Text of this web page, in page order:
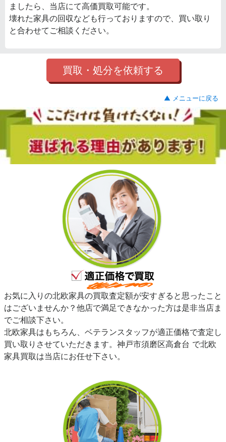
ましたら、当店にて高価買取可能です。
壊れた家具の回収なども行っておりますので、買い取り
と合わせてご相談ください。
買取・処分を依頼する
▲ メニューに戻る
お気に入りの北欧家具の買取査定額が安すぎると思ったこと
はございませんか？他店で満足できなかった方は是非当店ま
でご相談下さい。
北欧家具はもちろん、ベテランスタッフが適正価格で査定し
買い取りさせていただきます。神戸市須磨区高倉台 で北欧
家具買取は当店にお任せ下さい。